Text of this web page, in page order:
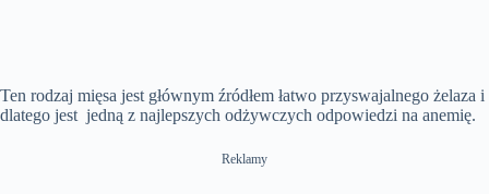
Ten rodzaj mięsa jest głównym źródłem łatwo przyswajalnego żelaza i
dlatego jest jedną z najlepszych odżywczych odpowiedzi na anemię.
Reklamy